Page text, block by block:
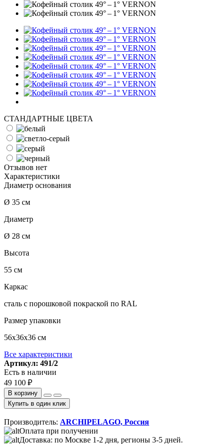
СТАНДАРТНЫЕ ЦВЕТА
Отзывов нет
Характеристики
Диаметр основания
Ø 35 см
Диаметр
Ø 28 см
Высота
55 см
Каркас
сталь с порошковой покраской по RAL
Размер упаковки
56х36х36 см
Все характеристики
Артикул: 491/2
Есть в наличии
49 100 ₽
В корзину
Купить в один клик
Производитель: ARCHIPELAGO, Россия
Оплата при получении
Доставка: по Москве 1-2 дня, регионы 3-5 дней.